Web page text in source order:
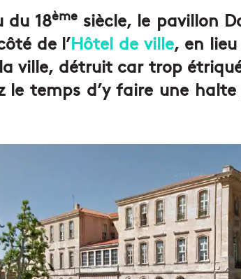
du 18èmesiècle, le pavillon
de l’Hôtel de ville, en
ville, détruit car trop
le temps d’y faire une